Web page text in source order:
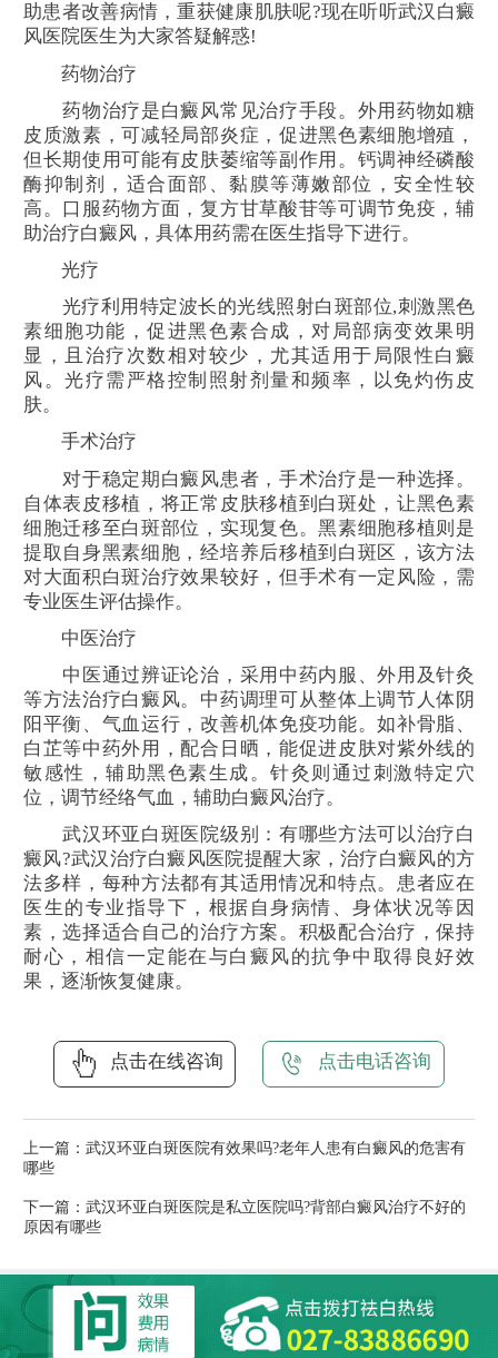
助患者改善病情，重获健康肌肤呢?现在听听武汉白癜
风医院医生为大家答疑解惑!
药物治疗
药物治疗是白癜风常见治疗手段。外用药物如糖
皮质激素，可减轻局部炎症，促进黑色素细胞增殖，
但长期使用可能有皮肤萎缩等副作用。钙调神经磷酸
酶抑制剂，适合面部、黏膜等薄嫩部位，安全性较
高。口服药物方面，复方甘草酸苷等可调节免疫，辅
助治疗白癜风，具体用药需在医生指导下进行。
光疗
光疗利用特定波长的光线照射白斑部位,刺激黑色
素细胞功能，促进黑色素合成，对局部病变效果明
显，且治疗次数相对较少，尤其适用于局限性白癜
风。光疗需严格控制照射剂量和频率，以免灼伤皮
肤。
手术治疗
对于稳定期白癜风患者，手术治疗是一种选择。
自体表皮移植，将正常皮肤移植到白斑处，让黑色素
细胞迁移至白斑部位，实现复色。黑素细胞移植则是
提取自身黑素细胞，经培养后移植到白斑区，该方法
对大面积白斑治疗效果较好，但手术有一定风险，需
专业医生评估操作。
中医治疗
中医通过辨证论治，采用中药内服、外用及针灸
等方法治疗白癜风。中药调理可从整体上调节人体阴
阳平衡、气血运行，改善机体免疫功能。如补骨脂、
白芷等中药外用，配合日晒，能促进皮肤对紫外线的
敏感性，辅助黑色素生成。针灸则通过刺激特定穴
位，调节经络气血，辅助白癜风治疗。
武汉环亚白斑医院级别：有哪些方法可以治疗白
癜风?武汉治疗白癜风医院提醒大家，治疗白癜风的方
法多样，每种方法都有其适用情况和特点。患者应在
医生的专业指导下，根据自身病情、身体状况等因
素，选择适合自己的治疗方案。积极配合治疗，保持
耐心，相信一定能在与白癜风的抗争中取得良好效
果，逐渐恢复健康。
点击在线咨询 点击电话咨询
上一篇： 武汉环亚白斑医院有效果吗?老年人患有白癜风的危害有
哪些
下一篇： 武汉环亚白斑医院是私立医院吗?背部白癜风治疗不好的
原因有哪些